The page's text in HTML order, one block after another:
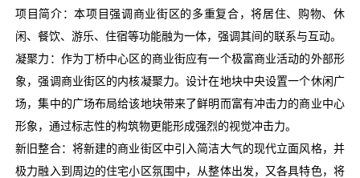
项目简介：本项目强调商业街区的多重复合，将居住、购物、休
闲、餐饮、游乐、住宿等功能融为一体，强调其间的联系与互动。
凝聚力：作为丁桥中心区的商业街应有一个极富商业活动的外部形
象，强调商业街区的内核凝聚力。设计在地块中央设置一个休闲广
场，集中的广场布局给该地块带来了鲜明而富有冲击力的商业中心
形象，通过标志性的构筑物更能形成强烈的视觉冲击力。
新旧整合：将新建的商业街区中引入简洁大气的现代立面风格，并
极力融入到周边的住宅小区氛围中，从整体出发，又各具特色，将